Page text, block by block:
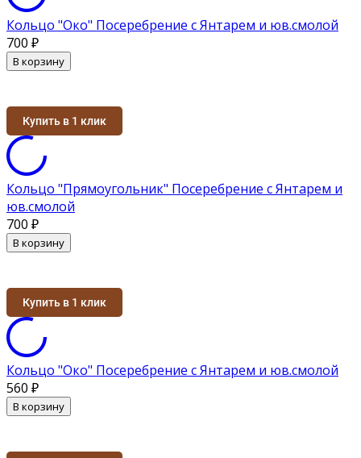
Кольцо "Око" Посеребрение с Янтарем и юв.смолой
700 ₽
В корзину
Купить в 1 клик
Кольцо "Прямоугольник" Посеребрение с Янтарем и
юв.смолой
700 ₽
В корзину
Купить в 1 клик
Кольцо "Око" Посеребрение с Янтарем и юв.смолой
560 ₽
В корзину